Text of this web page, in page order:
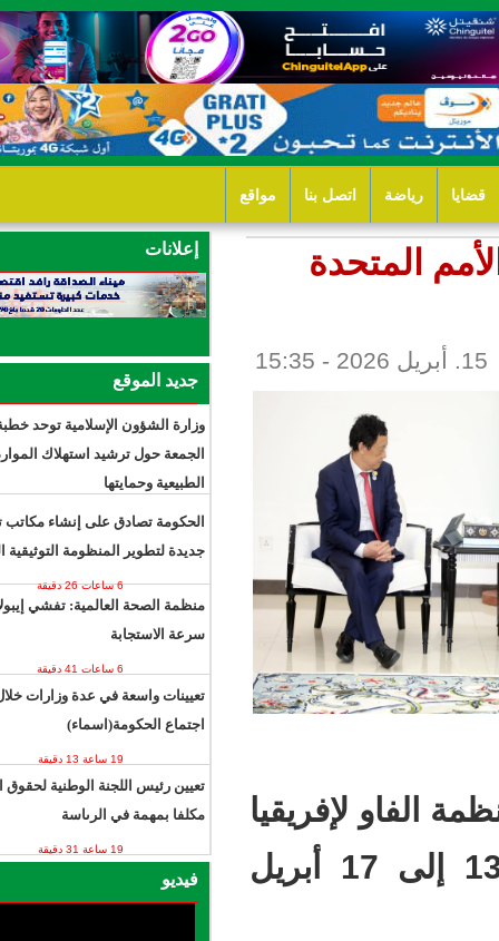
بنا مواقع
المنعقد في نواكشوط خلال الفترة من 13 إلى 17 أبريل
وزارة الشؤون الإسلامية توحد خطبة
الجمعة حول ترشيد استهلاك الموارد
الطبيعية وحمايتها
الحكومة تصادق على إنشاء مكاتب توثيق
جديدة لتطوير المنظومة التوثيقية الوطنية
منظمة الصحة العالمية: تفشي إيبولا يتجاوز
سرعة الاستجابة
تعيينات واسعة في عدة وزارات خلال
تعيين رئيس اللجنة الوطنية لحقوق الإنسان
مكلفا بمهمة في الرىاسة
19 ساعة 31 دقيقة
فيديو